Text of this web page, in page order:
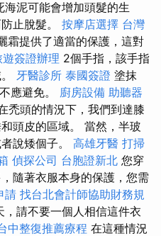
泥可能會增加頭髮的生
止脫髮。 按摩店選擇 台灣
霜提供了適當的保護，這對
簽證辦理 2個手指，該手指
牙醫診所 泰國簽證 塗抹
應避免。 廚房設備 助聽器
禿頭的情況下，我們到達膝
頭皮的區域。 當然，半玻
說矮個子。 高雄牙醫 打掃
偵探公司 台胞證新北 您穿
隨著衣服本身的保護，您需
請 找台北會計師協助財務規
請不要一個人相信這件衣
中整復推薦療程 在這種情況